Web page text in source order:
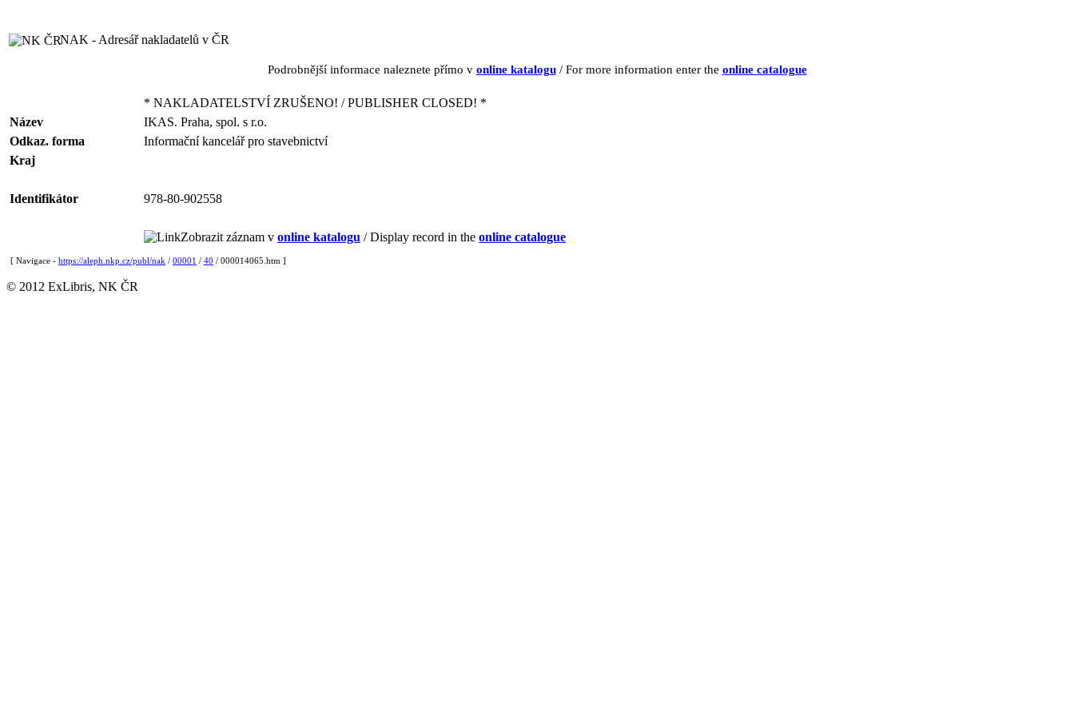
NAK - Adresář nakladatelů v ČR
Podrobnější informace naleznete přímo v online katalogu/ For more information enter the online catalogue
* NAKLADATELSTVÍ ZRUŠENO! / PUBLISHER CLOSED! *
Název
IKAS. Praha, spol. s r.o.
Odkaz. forma
Informační kancelář pro stavebnictví
Kraj
Identifikátor 978-80-902558
Zobrazit záznam v online katalogu / Display record in the online catalogue
[ Navigace - https://aleph.nkp.cz/publ/nak / 00001 / 40 / 000014065.htm ]
© 2012 ExLibris, NK ČR